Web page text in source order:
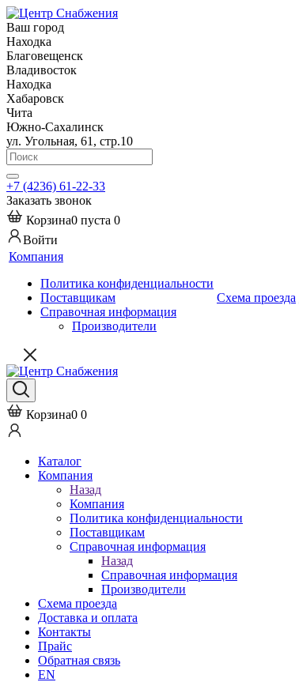
Ваш город
Находка
Благовещенск
Владивосток
Находка
Хабаровск
Чита
Южно-Сахалинск
ул. Угольная, 61, стр.10
+7 (4236) 61-22-33
Заказать звонок
Корзина0 пуста 0
Войти
Компания
Политика конфиденциальности
Поставщикам
Справочная информация
Производители
Схема проезда
Корзина0 0
Каталог
Компания
Назад
Компания
Политика конфиденциальности
Поставщикам
Справочная информация
Назад
Справочная информация
Производители
Схема проезда
Доставка и оплата
Контакты
Прайс
Обратная связь
EN